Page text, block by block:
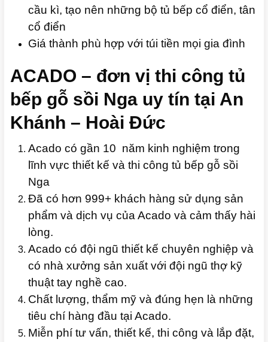
cầu kì, tạo nên những bộ tủ bếp cổ điển, tân
cổ điển
Giá thành phù hợp với túi tiền mọi gia đình
ACADO – đơn vị thi công tủ
bếp gỗ sồi Nga uy tín tại An
Khánh – Hoài Đức
Acado có gần 10 năm kinh nghiệm trong
lĩnh vực thiết kế và thi công tủ bếp gỗ sồi
Nga
Đã có hơn 999+ khách hàng sử dụng sản
phẩm và dịch vụ của Acado và cảm thấy hài
lòng.
Acado có đội ngũ thiết kế chuyên nghiệp và
có nhà xưởng sản xuất với đội ngũ thợ kỹ
thuật tay nghề cao.
Chất lượng, thẩm mỹ và đúng hẹn là những
tiêu chí hàng đầu tại Acado.
Miễn phí tư vấn, thiết kế, thi công và lắp đặt,